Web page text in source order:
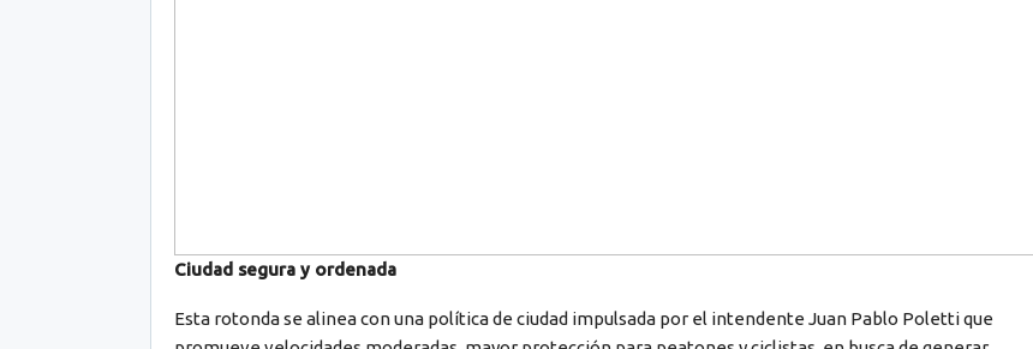
Ciudad segura y ordenada
Esta rotonda se alinea con una política de ciudad impulsada por el intendente Juan Pablo Poletti que